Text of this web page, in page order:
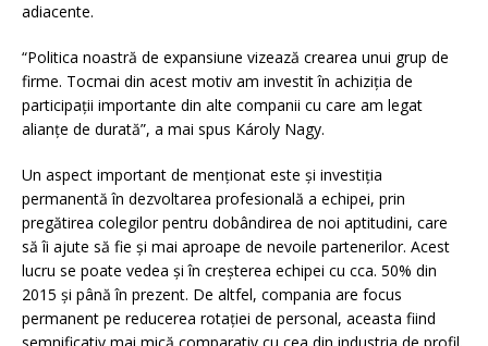
adiacente.
“Politica noastră de expansiune vizează crearea unui grup de
firme. Tocmai din acest motiv am investit în achiziția de
participații importante din alte companii cu care am legat
alianțe de durată”, a mai spus Károly Nagy.
Un aspect important de menționat este și investiția
permanentă în dezvoltarea profesională a echipei, prin
pregătirea colegilor pentru dobândirea de noi aptitudini, care
să îi ajute să fie și mai aproape de nevoile partenerilor. Acest
lucru se poate vedea și în creșterea echipei cu cca. 50% din
2015 și până în prezent. De altfel, compania are focus
permanent pe reducerea rotației de personal, aceasta fiind